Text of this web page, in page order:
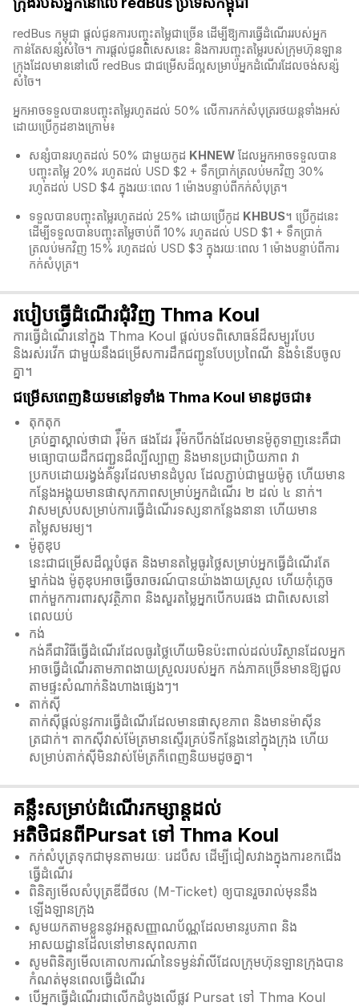
redBus កម្ពុជា​ ផ្តល់ជូនការបញ្ចុះតម្លៃជាច្រើន ដើម្បីឱ្យការធ្វើដំណើររបស់អ្នក
កាន់តែសន្សំសំចៃ។ ការផ្តល់ជូនពិសេសនេះ និងការបញ្ចុះតម្លៃរបស់ក្រុមហ៊ុនឡាន
ក្រុងដែលមាននៅលើ redBus​ ជាជម្រើសដ៏ល្អសម្រាប់អ្នកដំណើរដែលចង់សន្ស៉
សំចៃ។
អ្នកអាចទទួលបានបញ្ចុះតម្លៃរហូតដល់ 50% លើការកក់សំបុត្ររថយន្តទាំងអស់
ដោយប្រើកូដខាងក្រោម៖
សន្សំបានរហូតដល់ 50% ជាមួយកូដ KHNEW ដែលអ្នកអាចទទួលបាន
បញ្ចុះតម្លៃ 20% រហូតដល់ USD $2 + ទឹកប្រាក់ត្រលប់មកវិញ 30%
រហូតដល់ USD $4 ក្នុងរយៈពេល 1 ម៉ោងបន្ទាប់ពីកក់សំបុត្រ។
ទទួលបានបញ្ចុះតម្លៃរហូតដល់ 25% ដោយប្រើកូដ KHBUS។ ប្រើកូដនេះ
ដើម្បីទទួលបានបញ្ចុះតម្លៃចាប់ពី 10% រហូតដល់ USD $1 + ទឹកប្រាក់
ត្រលប់មកវិញ 15% រហូតដល់ USD $3 ក្នុងរយៈពេល 1 ម៉ោងបន្ទាប់ពីការ
កក់សំបុត្រ។
របៀបធ្វើដំណើរជុំវិញ Thma Koul
ការធ្វើដំណើរនៅក្នុង Thma Koul ផ្តល់បទពិសោធន៍ដ៏សម្បូរបែប
និងរស់រវើក ជាមួយនឹងជម្រើសការដឹកជញ្ជូនបែបប្រពៃណី និងទំនើបចូល
គ្នា។
ជម្រើសពេញនិយមនៅទូទាំង Thma Koul មានដូចជា៖
តុកតុក
គ្រប់គ្នាស្គាល់ថាជា រ៉ុឺម៉ក ផងដែរ រ៉ុឺម៉កបីកង់ដែលមានម៉ូតូទាញនេះគឺជា
មធ្យោបាយដឹកជញ្ជូនដ៏ល្បីល្បាញ និងមានប្រជាប្រិយភាព វា
ប្រកបដោយរង្វង់គំនូរដែលមានដំបូល ដែលភ្ជាប់ជាមួយម៉ូតូ ហើយមាន
កន្លែងអង្គុយមានផាសុកភាពសម្រាប់អ្នកដំណើរ ២ ដល់ ៤ នាក់។
វាសមស្របសម្រាប់ការធ្វើដំណើរទស្សនាកន្លែងនានា ហើយមាន
តម្លៃសមរម្យ។
ម៉ូតូឌុប
នេះជាជម្រើសដ៏ល្អបំផុត និងមានតម្លៃធូរថ្លៃសម្រាប់អ្នកធ្វើដំណើរតែ
ម្នាក់ឯង ម៉ូតូឌុបអាចធ្វើចរាចរណ៍បានយ៉ាងងាយស្រួល ហើយកុំភ្លេច
ពាក់មួកការពារសុវត្ថិភាព និងសួរតម្លៃអ្នកបើកបរផង ជាពិសេសនៅ
ពេលយប់
កង់
កង់គឺជាវិធីធ្វើដំណើរដែលធូរថ្លៃហើយមិនប៉ះពាល់ដល់បរិស្ថានដែលអ្នក
អាចធ្វើដំណើរតាមភាពងាយស្រួលរបស់អ្នក កង់ភាគច្រើនមានឱ្យជួល
តាមផ្ទះសំណាក់និងហាងផ្សេងៗ។
តាក់ស៊ី
តាក់ស៊ីផ្តល់នូវការធ្វើដំណើរដែលមានផាសុខភាព និងមានម៉ាស៊ីន
ត្រជាក់។ តាកសុីវាស់ម៉ែត្រមានស្ទើរគ្រប់ទីកន្លែងនៅក្នុងក្រុង ហើយ
សម្រាប់តាក់សុីមិនវាស់ម៉ែត្រក៏ពេញនិយមដូចគ្នា។
គន្លឹះសម្រាប់ដំណើរកម្សាន្តដល់
អតិថិជនពីPursat ទៅ Thma Koul
កក់សំបុត្រទុកជាមុនតាមរយៈ រេដបឹស ដើម្បីជៀសវាងក្នុងការខកជើង
ធ្វើដំណើរ
ពិនិត្យមើលសំបុត្រឌីជីថល (M-Ticket) ឲ្យបានរួចរាល់មុននឹង
ឡើងឡានក្រុង
សូមយកតាមខ្លួននូវអត្តសញ្ញាណប័ណ្ណដែលមានរូបភាព និង
អាសយដ្ឋានដែលនៅមានសុពលភាព
សូមពិនិត្យមើលគោលការណ៍នៃទម្ងន់វ៉ាលីដែលក្រុមហ៊ុនឡានក្រុងបាន
កំណត់មុនពេលធ្វើដំណើរ
បើអ្នកធ្វើដំណើរជាលើកដំបូងលើផ្លូវ Pursat ទៅ Thma Koul